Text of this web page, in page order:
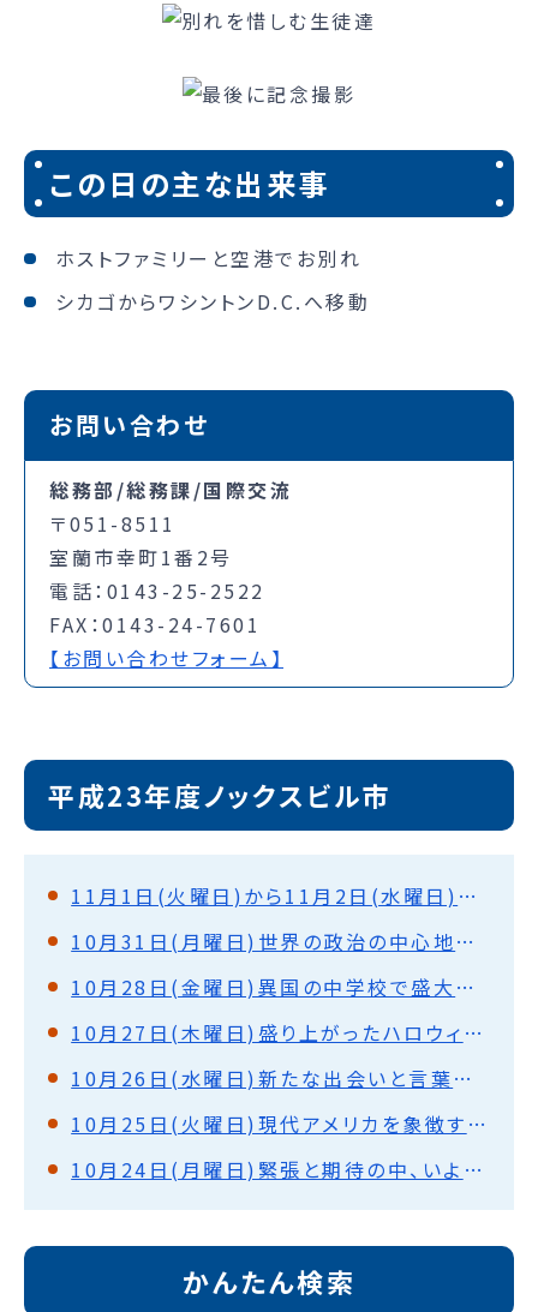
この日の主な出来事
ホストファミリーと空港でお別れ
シカゴからワシントンD.C.へ移動
お問い合わせ
総務部/総務課/国際交流
〒051-8511
室蘭市幸町1番2号
電話：0143-25-2522
FAX：0143-24-7601
【お問い合わせフォーム】
平成23年度ノックスビル市
11月1日(火曜日)から11月2日(水曜日)さようなら、アメリカ。またいつか。
10月31日(月曜日)世界の政治の中心地を巡って(ワシントンD.C.)
10月28日(金曜日)異国の中学校で盛大な歓迎式・授業体験(ノックスビル)
10月27日(木曜日)盛り上がったハロウィン・パーティー(ノックスビル)
10月26日(水曜日)新たな出会いと言葉の壁を越えて・ホストファミリーと対面(ノックスビル)
10月25日(火曜日)現代アメリカを象徴する街を見て(シカゴ)
10月24日(月曜日)緊張と期待の中、いよいよ出発！
かんたん検索